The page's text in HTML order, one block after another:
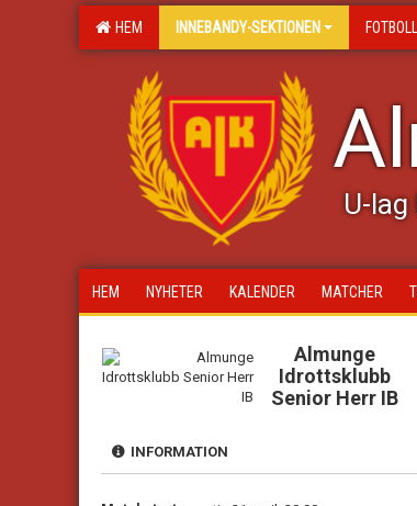
HEM INNEBANDY-SEKTIONEN
U-lag
HEM NYHETER KALENDER MATCHER
Almunge
Idrottsklubb
Senior Herr IB
INFORMATION